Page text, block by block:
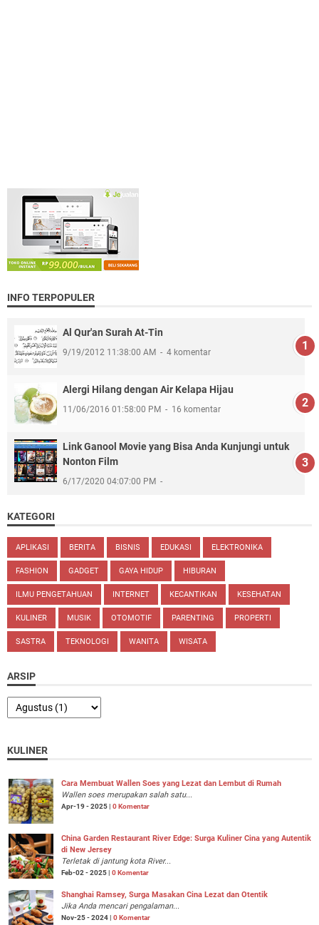
INFO TERPOPULER
Al Qur'an Surah At-Tin
9/19/2012 11:38:00 AM 4 komentar
Alergi Hilang dengan Air Kelapa Hijau
11/06/2016 01:58:00 PM 16 komentar
Link Ganool Movie yang Bisa Anda Kunjungi untuk
Nonton Film
6/17/2020 04:07:00 PM
KATEGORI
APLIKASI BERITA BISNIS EDUKASI ELEKTRONIKA
FASHION GADGET GAYA HIDUP HIBURAN
ILMU PENGETAHUAN INTERNET KECANTIKAN KESEHATAN
KULINER MUSIK OTOMOTIF PARENTING PROPERTI
SASTRA TEKNOLOGI WANITA WISATA
ARSIP
KULINER
Cara Membuat Wallen Soes yang Lezat dan Lembut di Rumah
Wallen soes merupakan salah satu...
Apr-19 - 2025 | 0 Komentar
China Garden Restaurant River Edge: Surga Kuliner Cina yang Autentik
di New Jersey
Terletak di jantung kota River...
Feb-02 - 2025 | 0 Komentar
Shanghai Ramsey, Surga Masakan Cina Lezat dan Otentik
Jika Anda mencari pengalaman...
Nov-25 - 2024 | 0 Komentar